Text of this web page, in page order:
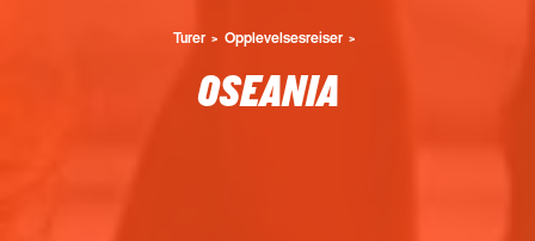
Turer Opplevelsesreiser
OSEANIA